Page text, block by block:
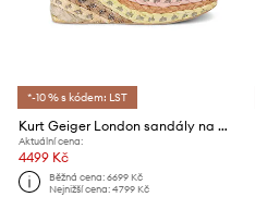
*-10 % s kódem: LST
Kurt Geiger London sandály na vysokém podpatku Chelsea Scarf Wedge
Aktuální cena:
4499 Kč
Běžná cena:6699 Kč
Nejnižší cena:4799 Kč